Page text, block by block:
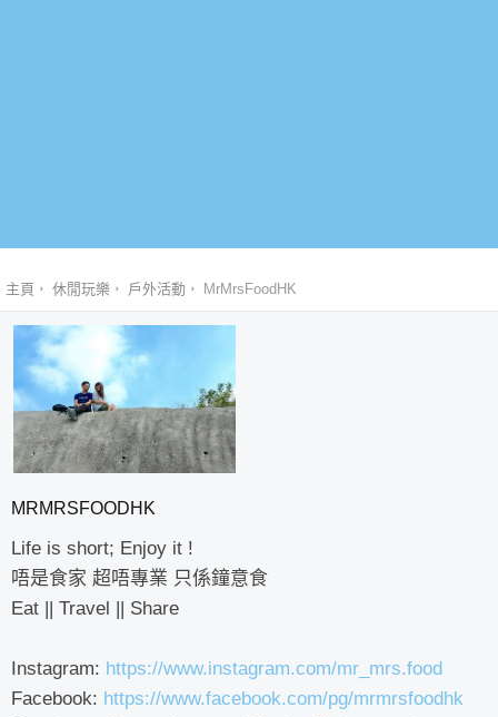
主頁 休閒玩樂 戶外活動 MrMrsFoodHK
MRMRSFOODHK
Life is short; Enjoy it !
唔是食家 超唔專業 只係鐘意食
Eat || Travel || Share
Instagram: https://www.instagram.com/mr_mrs.food
Facebook: https://www.facebook.com/pg/mrmrsfoodhk